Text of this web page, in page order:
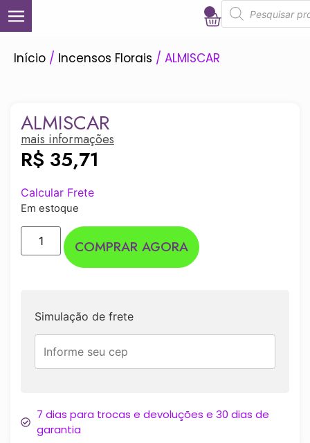
Início / Incensos Florais / ALMISCAR
ALMISCAR
mais informações
R$ 35,71
Calcular Frete
Em estoque
COMPRAR AGORA
Simulação de frete
7 dias para trocas e devoluções e 30 dias de
garantia